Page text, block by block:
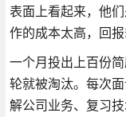
表面上看起来，他
作的成本太高，回报
一个月投出上百份
轮就被淘汰。每次
解公司业务、复习